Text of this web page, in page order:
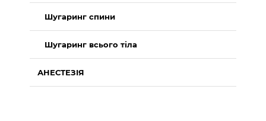
Шугаринг спини
Шугаринг всього тіла
АНЕСТЕЗІЯ